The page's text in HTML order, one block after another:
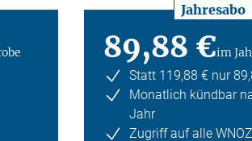
Jahresabo
89,88 €im
Statt 119,88 € nur
Monatlich kündbar
Jahr
Zugriff auf alle